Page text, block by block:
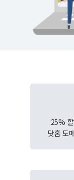
25%
닷홈 도